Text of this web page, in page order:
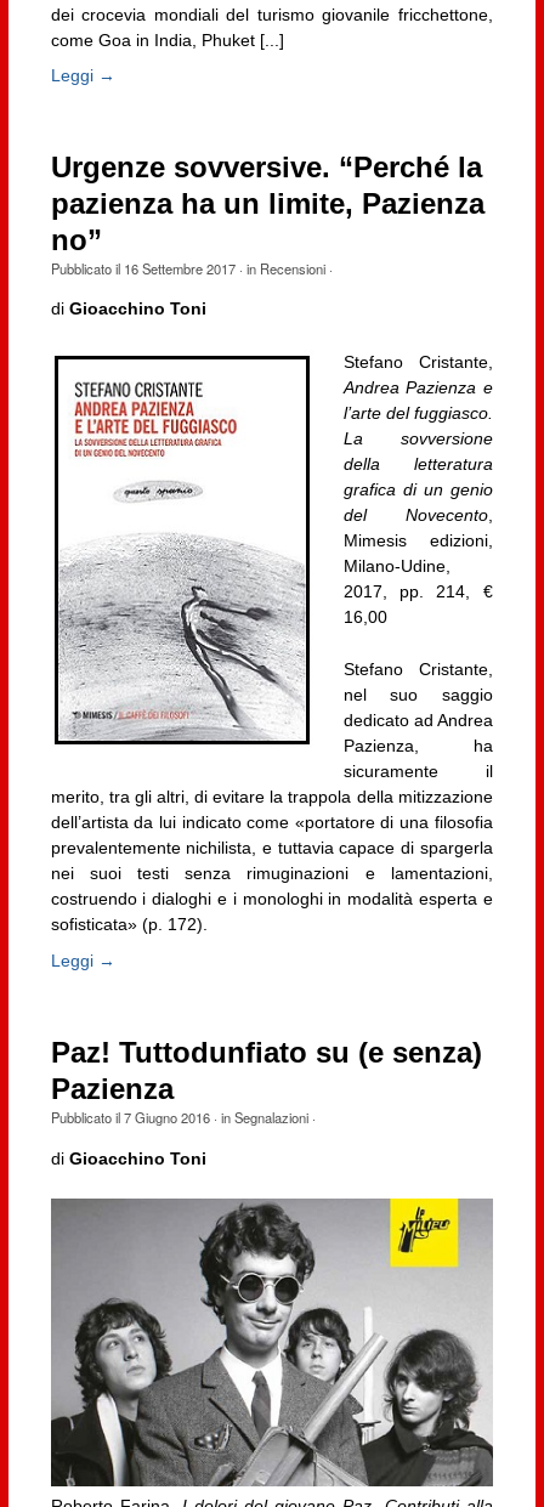
dei crocevia mondiali del turismo giovanile fricchettone,
come Goa in India, Phuket [...]
Leggi →
Urgenze sovversive. “Perché la
pazienza ha un limite, Pazienza
no”
Pubblicato il 16 Settembre 2017· in Recensioni·
di Gioacchino Toni
Stefano Cristante,
Andrea Pazienza e
l’arte del fuggiasco.
La sovversione
della letteratura
grafica di un genio
del Novecento,
Mimesis edizioni,
Milano-Udine,
2017, pp. 214, €
16,00
Stefano Cristante,
nel suo saggio
dedicato ad Andrea
Pazienza, ha
sicuramente il
merito, tra gli altri, di evitare la trappola della mitizzazione
dell’artista da lui indicato come «portatore di una filosofia
prevalentemente nichilista, e tuttavia capace di spargerla
nei suoi testi senza rimuginazioni e lamentazioni,
costruendo i dialoghi e i monologhi in modalità esperta e
sofisticata» (p. 172).
Leggi →
Paz! Tuttodunfiato su (e senza)
Pazienza
Pubblicato il7 Giugno 2016· inSegnalazioni·
di Gioacchino Toni